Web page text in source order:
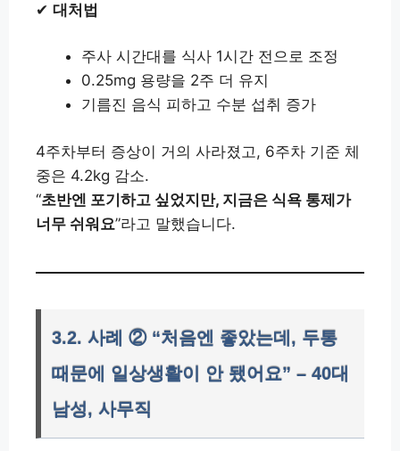
✔ 대처법
주사 시간대를 식사 1시간 전으로 조정
0.25mg 용량을 2주 더 유지
기름진 음식 피하고 수분 섭취 증가
4주차부터 증상이 거의 사라졌고, 6주차 기준 체
중은 4.2kg 감소.
“초반엔 포기하고 싶었지만, 지금은 식욕 통제가
너무 쉬워요”라고 말했습니다.
3.2. 사례 ② “처음엔 좋았는데, 두통
때문에 일상생활이 안 됐어요” – 40대
남성, 사무직